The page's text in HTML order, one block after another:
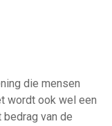
die mensen
wordt ook wel een
van de